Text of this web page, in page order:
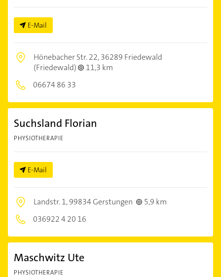
E-Mail
Hönebacher Str. 22,36289 Friedewald
(Friedewald)
11,3 km
06674 86 33
Suchsland Florian
PHYSIOTHERAPIE
E-Mail
Landstr. 1,99834 Gerstungen
5,9 km
036922 4 20 16
Maschwitz Ute
PHYSIOTHERAPIE